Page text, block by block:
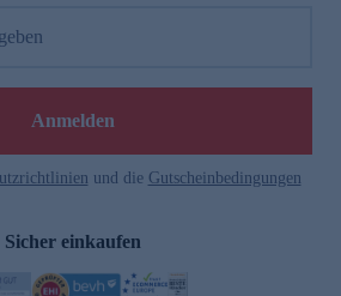
Anmelden
und die Gutscheinbedingungen
Sicher einkaufen